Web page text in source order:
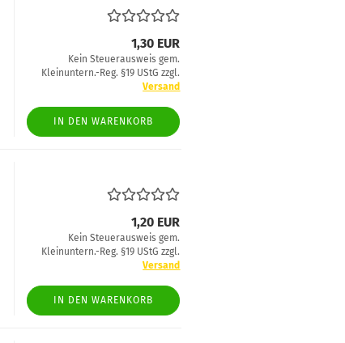
1,30 EUR
Kein Steuerausweis gem.
Kleinuntern.-Reg. §19 UStG zzgl.
Versand
IN DEN WARENKORB
1,20 EUR
Kein Steuerausweis gem.
Kleinuntern.-Reg. §19 UStG zzgl.
Versand
IN DEN WARENKORB